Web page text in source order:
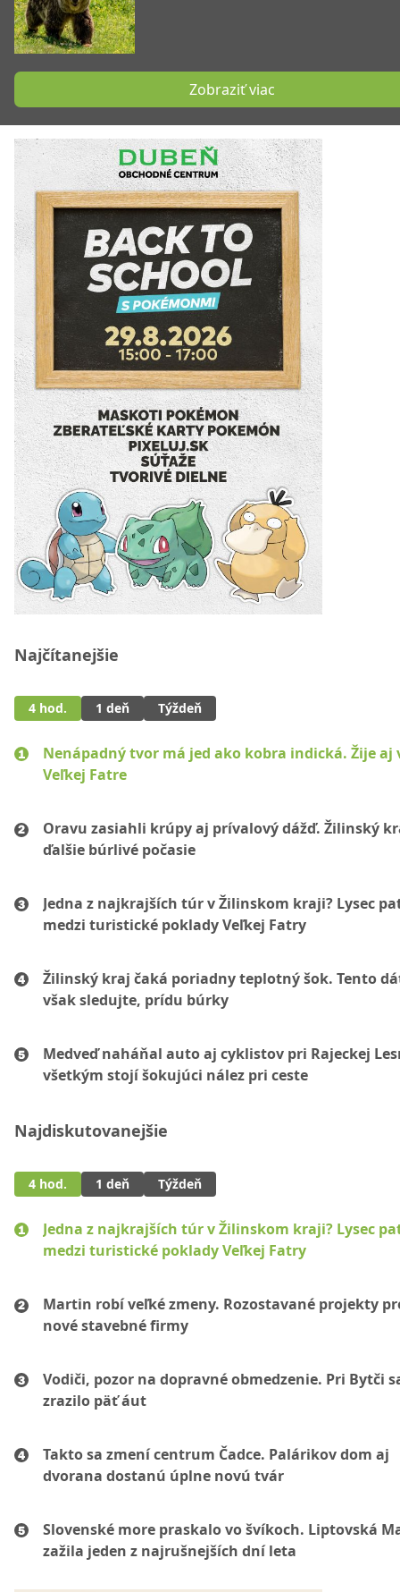
Zobraziť viac
Najčítanejšie
4 hod. 1 deň Týždeň
Nenápadný tvor má jed ako kobra indická. Žije aj
Veľkej Fatre
Oravu zasiahli krúpy aj prívalový dážď. Žilinský
ďalšie búrlivé počasie
Jedna z najkrajších túr v Žilinskom kraji? Lysec
medzi turistické poklady Veľkej Fatry
Žilinský kraj čaká poriadny teplotný šok. Tento
však sledujte, prídu búrky
Medveď naháňal auto aj cyklistov pri Rajeckej
všetkým stojí šokujúci nález pri ceste
Najdiskutovanejšie
4 hod. 1 deň Týždeň
Jedna z najkrajších túr v Žilinskom kraji? Lysec
medzi turistické poklady Veľkej Fatry
Martin robí veľké zmeny. Rozostavané projekty
nové stavebné firmy
Vodiči, pozor na dopravné obmedzenie. Pri Bytči
zrazilo päť áut
Takto sa zmení centrum Čadce. Palárikov dom aj
dvorana dostanú úplne novú tvár
Slovenské more praskalo vo švíkoch. Liptovská
zažila jeden z najrušnejších dní leta